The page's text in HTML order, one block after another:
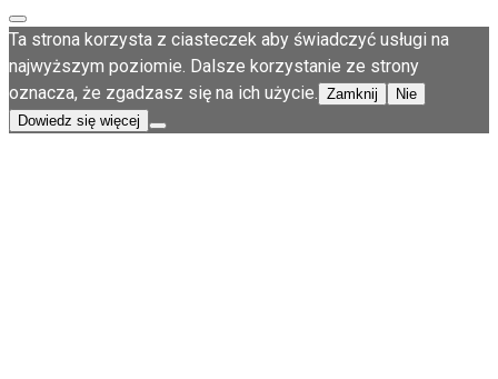
Ta strona korzysta z ciasteczek aby świadczyć usługi na
najwyższym poziomie. Dalsze korzystanie ze strony
oznacza, że zgadzasz się na ich użycie. Zamknij
Nie
Dowiedz się więcej